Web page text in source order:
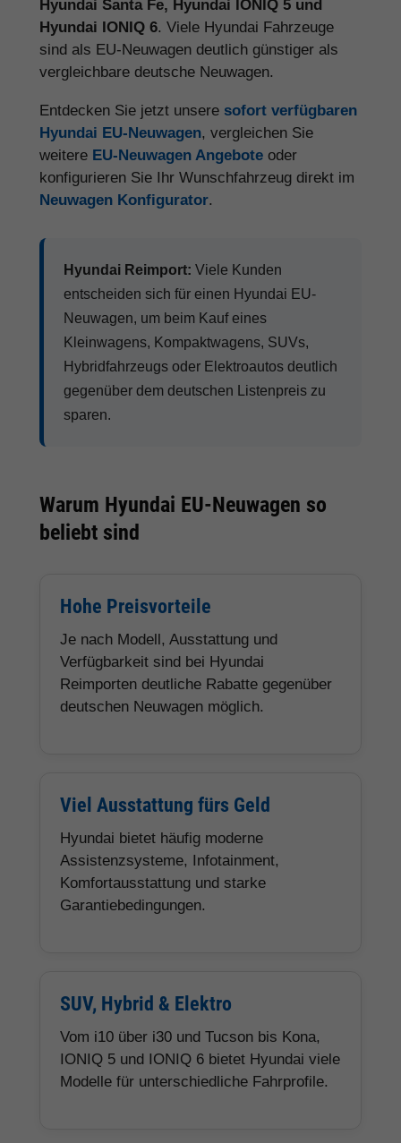
Hyundai Santa Fe, Hyundai IONIQ 5 und
Hyundai IONIQ 6. Viele Hyundai Fahrzeuge
sind als EU-Neuwagen deutlich günstiger als
vergleichbare deutsche Neuwagen.
Entdecken Sie jetzt unsere sofort verfügbaren
Hyundai EU-Neuwagen, vergleichen Sie
weitere EU-Neuwagen Angebote oder
konfigurieren Sie Ihr Wunschfahrzeug direkt im
Neuwagen Konfigurator.
Hyundai Reimport: Viele Kunden
entscheiden sich für einen Hyundai EU-
Neuwagen, um beim Kauf eines
Kleinwagens, Kompaktwagens, SUVs,
Hybridfahrzeugs oder Elektroautos deutlich
gegenüber dem deutschen Listenpreis zu
sparen.
Warum Hyundai EU-Neuwagen so
beliebt sind
Hohe Preisvorteile
Je nach Modell, Ausstattung und
Verfügbarkeit sind bei Hyundai
Reimporten deutliche Rabatte gegenüber
deutschen Neuwagen möglich.
Viel Ausstattung fürs Geld
Hyundai bietet häufig moderne
Assistenzsysteme, Infotainment,
Komfortausstattung und starke
Garantiebedingungen.
SUV, Hybrid & Elektro
Vom i10 über i30 und Tucson bis Kona,
IONIQ 5 und IONIQ 6 bietet Hyundai viele
Modelle für unterschiedliche Fahrprofile.